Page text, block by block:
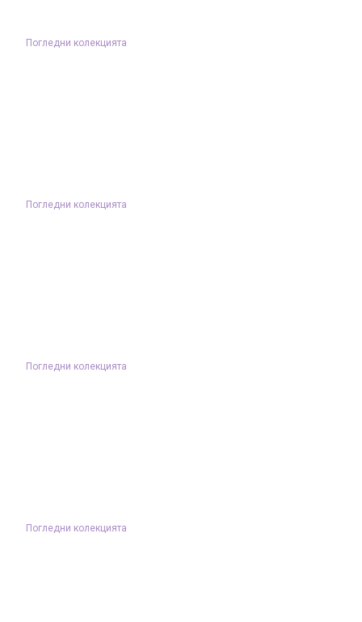
Погледни колекцията
Погледни колекцията
Погледни колекцията
Погледни колекцията